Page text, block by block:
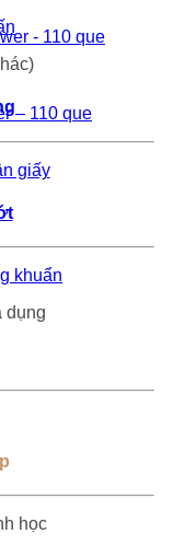
giấy
khuẩn
dụng
học
– 110 que